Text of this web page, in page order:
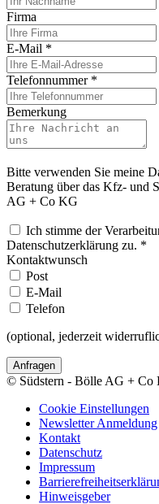
Firma
E-Mail *
Telefonnummer *
Bemerkung
Bitte verwenden Sie meine
Beratung über das Kfz- und
AG + Co KG
Ich stimme der
Datenschutzerklärung zu. *
Kontaktwunsch
Post
E-Mail
Telefon
(optional, jederzeit
Anfragen
© Südstern - Bölle AG + Co
Cookie Einstellungen
Newsletter Anmeldung
Kontakt
Datenschutz
Impressum
Hinweisgeber